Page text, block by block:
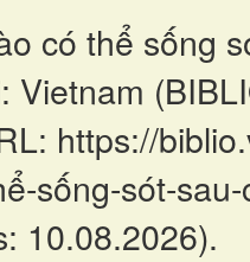
có thể sống
Vietnam
https://
sống-sót-
10.08.2026).